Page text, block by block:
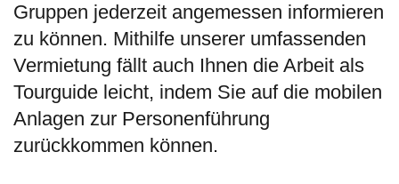
Gruppen jederzeit angemessen informieren
zu können. Mithilfe unserer umfassenden
Vermietung fällt auch Ihnen die Arbeit als
Tourguide leicht, indem Sie auf die mobilen
Anlagen zur Personenführung
zurückkommen können.